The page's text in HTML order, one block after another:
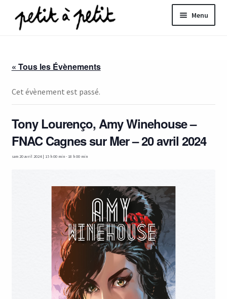
Aller
à
Aller
au
Menu
« Tous les Évènements
Cet évènement est passé.
Tony Lourenço, Amy Winehouse –
FNAC Cagnes sur Mer – 20 avril 2024
sam 20 avril 2024 | 15 h 00 min- 18 h 00 min